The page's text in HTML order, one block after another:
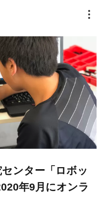
ンター「ロボッ
年9月にオンラ